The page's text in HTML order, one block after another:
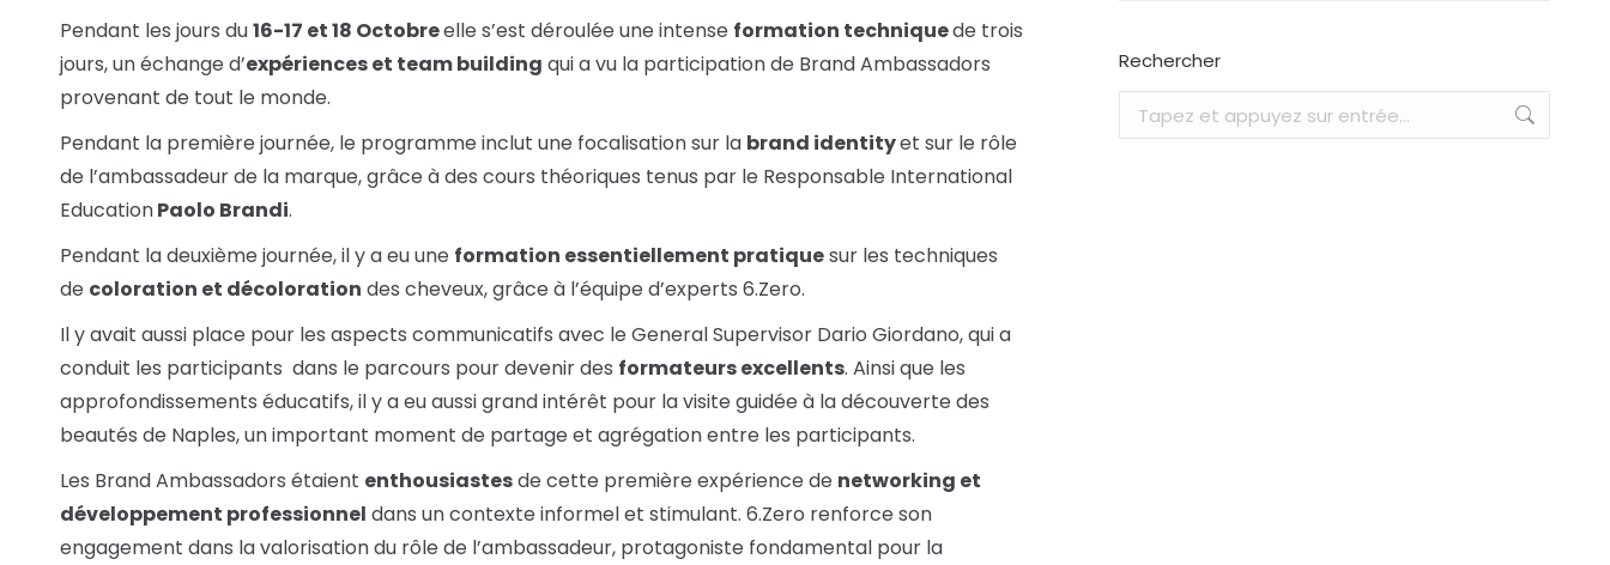
Pendant les jours du16-17 et 18 Octobreelle s’est déroulée une intense formation techniquede trois
jours, un échange d’expériences et team building qui a vu la participation de Brand Ambassadors
provenant de tout le monde.
Pendant la première journée, le programme inclut une focalisation sur la brand identityet sur le rôle
de l’ambassadeur de la marque, grâce à des cours théoriques tenus par le Responsable International
EducationPaolo Brandi.
Pendant la deuxième journée, il y a eu une formation essentiellement pratiquesur les techniques
de coloration et décoloration des cheveux, grâce à l’équipe d’experts 6.Zero.
Il y avait aussi place pour les aspects communicatifs avec le General Supervisor Dario Giordano, qui a
conduit les participants dans le parcours pour devenir des formateurs excellents. Ainsi que les
approfondissements éducatifs, il y a eu aussi grand intérêt pour la visite guidée à la découverte des
beautés de Naples, un important moment de partage et agrégation entre les participants.
Les Brand Ambassadors étaient enthousiastesde cette première expérience de networking et
développement professionnel dans un contexte informel et stimulant. 6.Zero renforce son
engagement dans la valorisation du rôle de l’ambassadeur, protagoniste fondamental pour la
Rechercher